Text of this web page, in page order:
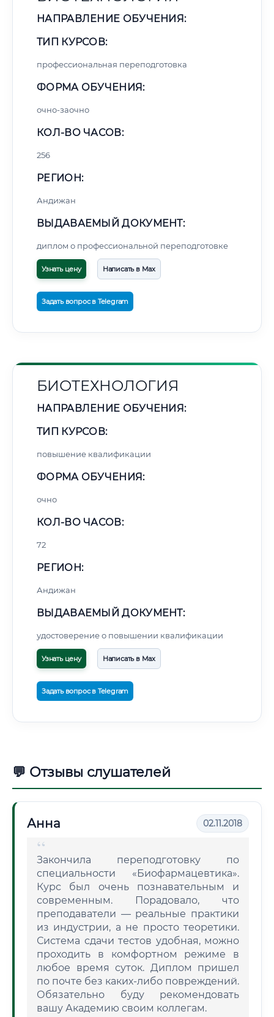
НАПРАВЛЕНИЕ ОБУЧЕНИЯ:
ТИП КУРСОВ:
профессиональная переподготовка
ФОРМА ОБУЧЕНИЯ:
очно-заочно
КОЛ-ВО ЧАСОВ:
256
РЕГИОН:
Андижан
ВЫДАВАЕМЫЙ ДОКУМЕНТ:
диплом о профессиональной переподготовке
Узнать цену Написать в Max
Задать вопрос в Telegram
БИОТЕХНОЛОГИЯ
НАПРАВЛЕНИЕ ОБУЧЕНИЯ:
ТИП КУРСОВ:
повышение квалификации
ФОРМА ОБУЧЕНИЯ:
очно
КОЛ-ВО ЧАСОВ:
72
РЕГИОН:
Андижан
ВЫДАВАЕМЫЙ ДОКУМЕНТ:
удостоверение о повышении квалификации
Узнать цену Написать в Max
Задать вопрос в Telegram
💬 Отзывы слушателей
Анна 02.11.2018
Закончила переподготовку по
специальности «Биофармацевтика».
Курс был очень познавательным и
современным. Порадовало, что
преподаватели — реальные практики
из индустрии, а не просто теоретики.
Система сдачи тестов удобная, можно
проходить в комфортном режиме в
любое время суток. Диплом пришел
по почте без каких-либо повреждений.
Обязательно буду рекомендовать
вашу Академию своим коллегам.